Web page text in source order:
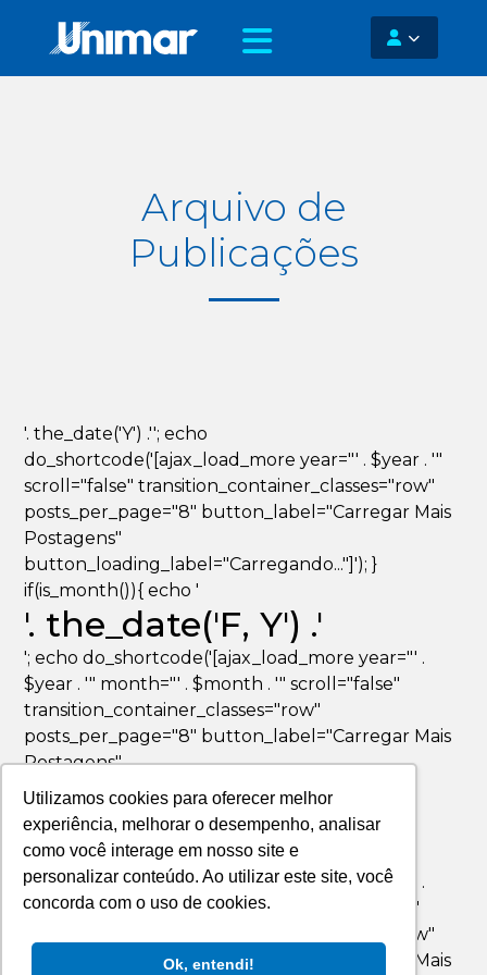
Utilizamos cookies para oferecer melhor
experiência, melhorar o desempenho, analisar
como você interage em nosso site e
personalizar conteúdo. Ao utilizar este site, você
concorda com o uso de cookies.
Ok, entendi!
Arquivo de
Publicações
'. the_date('Y') .''; echo
do_shortcode('[ajax_load_more year="' . $year . '"
scroll="false" transition_container_classes="row"
posts_per_page="8" button_label="Carregar Mais
Postagens"
button_loading_label="Carregando..."]'); }
if(is_month()){ echo '
'. the_date('F, Y') .'
'; echo do_shortcode('[ajax_load_more year="' .
$year . '" month="' . $month . '" scroll="false"
transition_container_classes="row"
posts_per_page="8" button_label="Carregar Mais
Postagens"
button_loading_label="Carregando..."]'); }
if(is_day()){ echo '
'. the_date('F jS, Y') .'
'; echo do_shortcode('[ajax_load_more year="' .
$year . '" month="' . $month . '" day="' . $day . '"
scroll="false" transition_container_classes="row"
posts_per_page="8" button_label="Carregar Mais